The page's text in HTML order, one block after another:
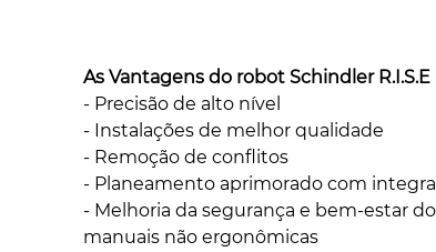
As Vantagens do robot Schindler R.I.S.E
- Precisão de alto nível
- Instalações de melhor qualidade
- Remoção de conflitos
- Planeamento aprimorado com
- Melhoria da segurança e bem-estar
manuais não ergonômicas